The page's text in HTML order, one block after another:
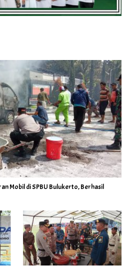
Mobil di SPBU Bulukerto, Berhasil